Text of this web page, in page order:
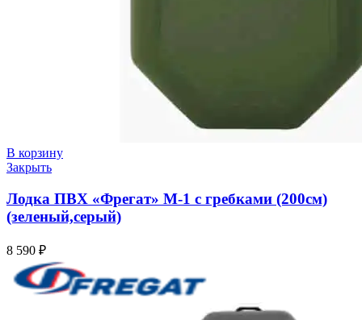
В корзину
Закрыть
Лодка ПВХ «Фрегат» M-1 с гребками (200см)
(зеленый,серый)
8 590 ₽